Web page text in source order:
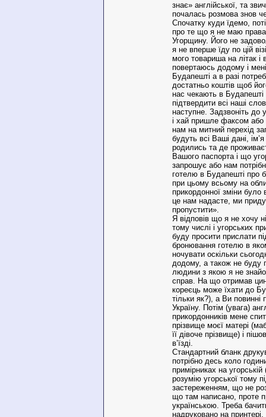
знає» англійської, та
почалась розмова знов
Спочатку куди їдемо,
про те що я не маю
Угорщину. Його не
я не вперше їду по цій
мого товариша на літак
повертаюсь додому і
Будапешті а в разі
достатньо коштів щоб
нас чекають в
підтвердити всі наші
наступне. Задзвоніть до
і хай пришле факсом
нам на митний перехід
будуть всі Ваші дані,
родились та де
Вашого паспорта і що
запрошує або нам
готелю в Будапешті про
при цьому всьому на
прикордонної зміни
це нам надасте, ми
пропустити».
Я відповів що я не хочу
тому числі і угорських
буду просити прислати
бронювання готелю в
ночувати оскільки
додому, а також не буду
людини з якою я не
справ. На що отримав
кореєць може їхати до
тільки як?), а Ви повинні
Україну. Потім (увага)
прикордонників мене
прізвище моєї матері
її дівоче прізвище) і
в’їзді.
Стандартний бланк
потрібно десь коло
примірниках на
розумію угорської тому
застереженням, що не
що там написано, проте
українською. Треба
надруковано на